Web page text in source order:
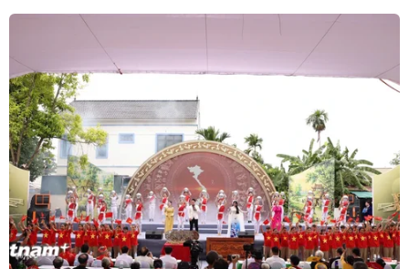
Đại sứ Pháp tại LHQ cảnh báo hậu quả
việc Mỹ rút khỏi Hiệp định Paris
06/06/2017 23:24